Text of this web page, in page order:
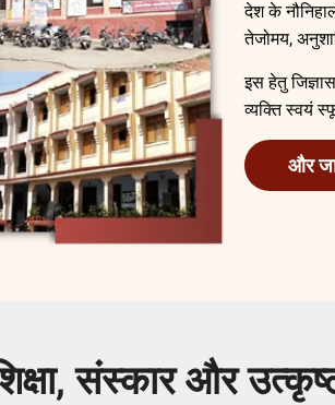
देश के
तेजोमय,
इस हेतु
व्यक्ति स्वयं
और
संस्कार और